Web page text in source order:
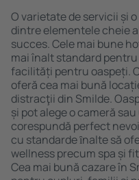
O varietate de servicii și
dintre elementele cheie
succes. Cele mai bune
mai înalt standard
facilități pentru oaspeți.
oferă cea mai bună
distracţii din Smilde.
și pot alege o cameră
corespundă perfect
cu standarde ȋnalte să
wellness precum spa și
Cea mai bună cazare în